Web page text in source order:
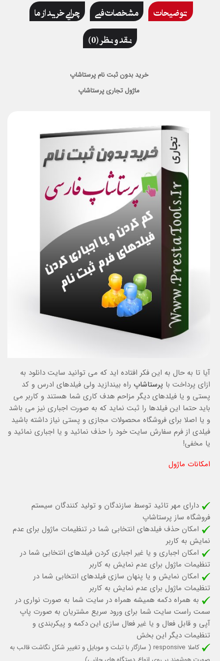
توضیحات مشخصات فنی
چرایی خرید از ما
نقد و نظر (0)
خرید بدون ثبت نام پرستاشاپ
ماژول تجاری پرستاشاپ
آیا تا به حال به این فکر افتاده اید که می توانید سایت دانلود به
ازای پرداخت با پرستاشاپ راه بیندازید ولی فیلدهای ادرس و کد
پستی و یا فیلدهای دیگر مزاحم هدف کاری شما هستند و كاربر مي
بايد حتما اين فيلدها را ثبت نمايد كه به صورت اجباري نيز مي باشد
و یا اصلا برای فروشگاه محصولات مجازی و پستی نیاز داشته باشید
فیلدی از فرم سفارش سایت خود را حذف نمائید و یا اجباری نمائید و
يا مخفي!
امکانات ماژول
دارای مهر تائید توسط سازندگان و تولید کنندگان سیستم
فروشگاه ساز پرستاشاپ
امکان حذف فیلدهای انتخابی شما در تنظیمات ماژول برای عدم
نمایش به کاربر
امکان اجباری و یا غیر اجباری کردن فیلدهای انتخابی شما در
تنظیمات ماژول برای عدم نمایش به کاربر
امکان نمایش و یا پنهان سازی فیلدهای انتخابی شما در
تنظیمات ماژول برای عدم نمایش به کاربر
به همراه دکمه همیشه همراه در سایت شما به صورت نواری در
سمت راست سایت شما برای ورود سریع مشتریان به صورت پاپ
آپی و قابل فعال و یا غیر فعال سازی این دکمه و پیکربندی و
تنظيمات ديگر اين بخش
کاملا responsive ( سازگار با تبلت و موبایل و تغییر شکل نگاشت قالب به